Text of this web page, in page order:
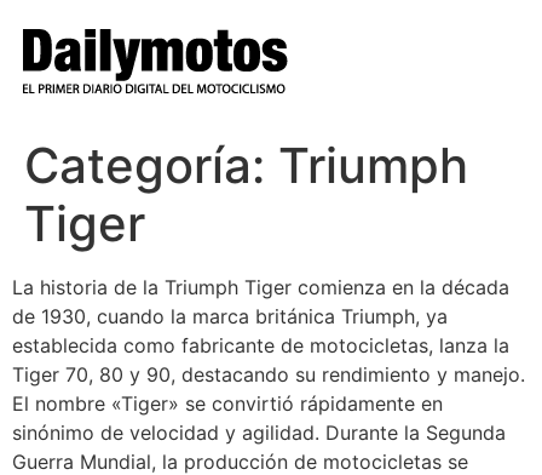
contenido
Categoría: Triumph
Tiger
La historia de la Triumph Tiger comienza en la década
de 1930, cuando la marca británica Triumph, ya
establecida como fabricante de motocicletas, lanza la
Tiger 70, 80 y 90, destacando su rendimiento y manejo.
El nombre «Tiger» se convirtió rápidamente en
sinónimo de velocidad y agilidad. Durante la Segunda
Guerra Mundial, la producción de motocicletas se